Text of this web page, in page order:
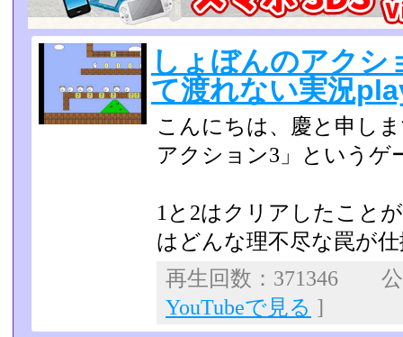
しょぼんのアクシ
て渡れない実況
こんにちは、慶と申し
アクション3」というゲ
1と2はクリアしたこと
はどんな理不尽な罠が
再生回数：371346
YouTubeで見る ]